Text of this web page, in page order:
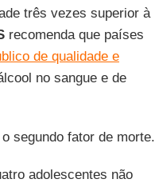
três vezes superior à
recomenda que países
de qualidade e
no sangue e de
segundo fator de morte.
adolescentes não